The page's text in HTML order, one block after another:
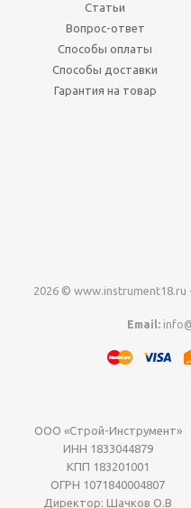
Статьи
Вопрос-ответ
Способы оплаты
Способы доставки
Гарантия на товар
2026 © www.instrument18.ru
Email:
ООО «Строй-Инструмент»
ИНН 1833044879
КПП 183201001
ОГРН 1071840004807
Директор: Шачков О.В